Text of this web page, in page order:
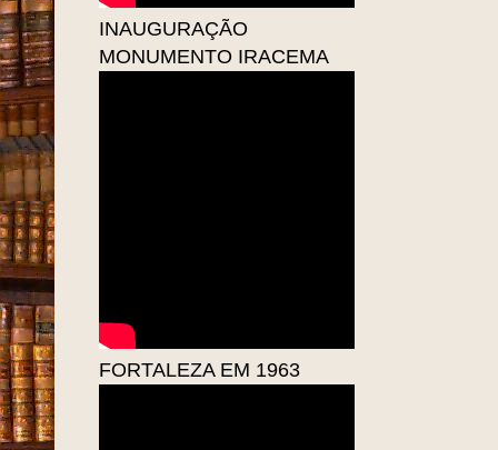
INAUGURAÇÃO
MONUMENTO IRACEMA
FORTALEZA EM 1963